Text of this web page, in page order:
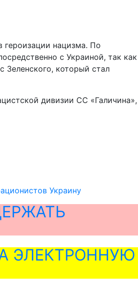
героизации нацизма. По
с Украиной, так как
Зеленского, который стал
дивизии СС «Галичина»,
Украину
ЭЛЕКТРОННУЮ